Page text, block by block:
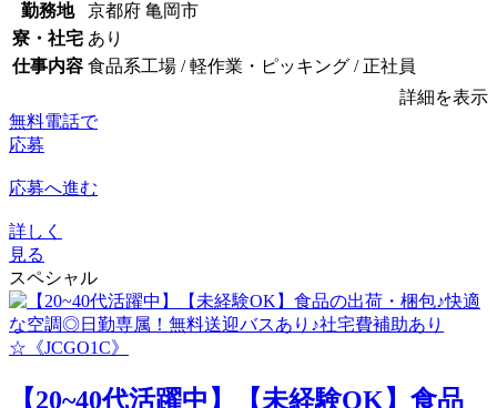
勤務地
京都府 亀岡市
寮・社宅 あり
仕事内容 食品系工場 / 軽作業・ピッキング / 正社員
詳細を表示
無料電話で
応募
応募へ進む
詳しく
見る
スペシャル
【20~40代活躍中】【未経験OK】食品